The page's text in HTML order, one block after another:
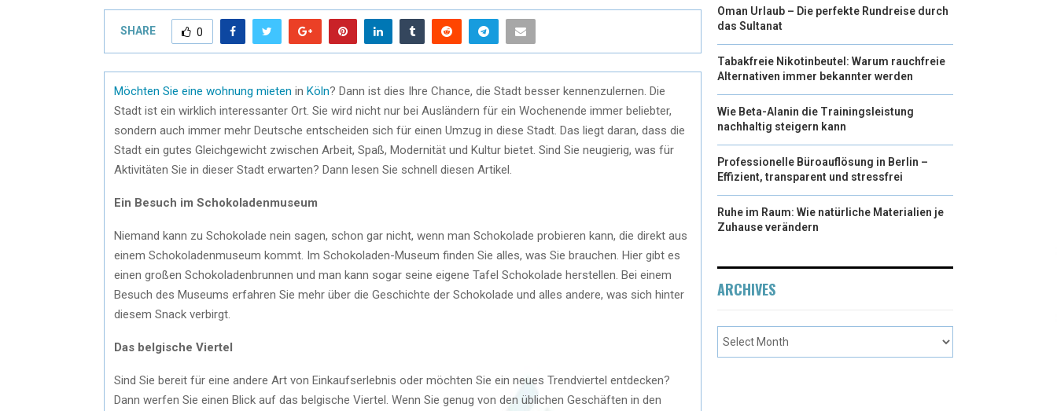
SHARE 0
Möchten Sie eine wohnung mieten in Köln? Dann ist dies Ihre Chance, die Stadt besser kennenzulernen. Die
Stadt ist ein wirklich interessanter Ort. Sie wird nicht nur bei Ausländern für ein Wochenende immer beliebter,
sondern auch immer mehr Deutsche entscheiden sich für einen Umzug in diese Stadt. Das liegt daran, dass die
Stadt ein gutes Gleichgewicht zwischen Arbeit, Spaß, Modernität und Kultur bietet. Sind Sie neugierig, was für
Aktivitäten Sie in dieser Stadt erwarten? Dann lesen Sie schnell diesen Artikel.
Ein Besuch im Schokoladenmuseum
Niemand kann zu Schokolade nein sagen, schon gar nicht, wenn man Schokolade probieren kann, die direkt aus
einem Schokoladenmuseum kommt. Im Schokoladen-Museum finden Sie alles, was Sie brauchen. Hier gibt es
einen großen Schokoladenbrunnen und man kann sogar seine eigene Tafel Schokolade herstellen. Bei einem
Besuch des Museums erfahren Sie mehr über die Geschichte der Schokolade und alles andere, was sich hinter
diesem Snack verbirgt.
Das belgische Viertel
Sind Sie bereit für eine andere Art von Einkaufserlebnis oder möchten Sie ein neues Trendviertel entdecken?
Dann werfen Sie einen Blick auf das belgische Viertel. Wenn Sie genug von den üblichen Geschäften in den
Oman Urlaub – Die perfekte Rundreise durch
das Sultanat
Tabakfreie Nikotinbeutel: Warum rauchfreie
Alternativen immer bekannter werden
Wie Beta-Alanin die Trainingsleistung
nachhaltig steigern kann
Professionelle Büroauflösung in Berlin –
Effizient, transparent und stressfrei
Ruhe im Raum: Wie natürliche Materialien je
Zuhause verändern
ARCHIVES